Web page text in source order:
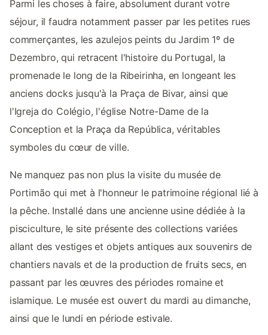
Parmi les choses à faire, absolument durant votre
séjour, il faudra notamment passer par les petites rues
commerçantes, les azulejos peints du Jardim 1º de
Dezembro, qui retracent l'histoire du Portugal, la
promenade le long de la Ribeirinha, en longeant les
anciens docks jusqu'à la Praça de Bivar, ainsi que
l'Igreja do Colégio, l'église Notre-Dame de la
Conception et la Praça da República, véritables
symboles du cœur de ville.
Ne manquez pas non plus la visite du musée de
Portimão qui met à l'honneur le patrimoine régional lié à
la pêche. Installé dans une ancienne usine dédiée à la
pisciculture, le site présente des collections variées
allant des vestiges et objets antiques aux souvenirs de
chantiers navals et de la production de fruits secs, en
passant par les œuvres des périodes romaine et
islamique. Le musée est ouvert du mardi au dimanche,
ainsi que le lundi en période estivale.